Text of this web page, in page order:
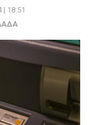
| 18:51